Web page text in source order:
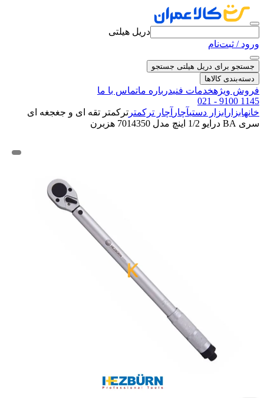
دریل هیلتی
ورود / ثبت‌نام
جستجو برای دریل هیلتی جستجو
دسته‌بندی کالاها
فروش ویژهخدمات فنیدرباره ماتماس با ما
021 - 9100 1145
خانهابزار ابزار دستیآچار آچار ترکمتر ترکمتر تقه ای و جغجغه ای
سری BA درایو 1/2 اینچ مدل 7014350 هزبرن